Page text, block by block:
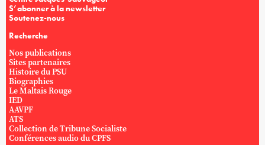
S’abonner à la newsletter
Soutenez-nous
Recherche
Nos publications
Sites partenaires
Histoire du PSU
Biographies
Le Maltais Rouge
IED
AAVPF
ATS
Collection de Tribune Socialiste
Conférences audio du CPFS